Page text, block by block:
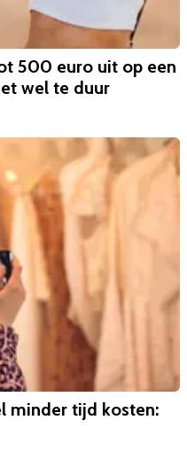
500 euro uit op een
wel te duur
minder tijd kosten: